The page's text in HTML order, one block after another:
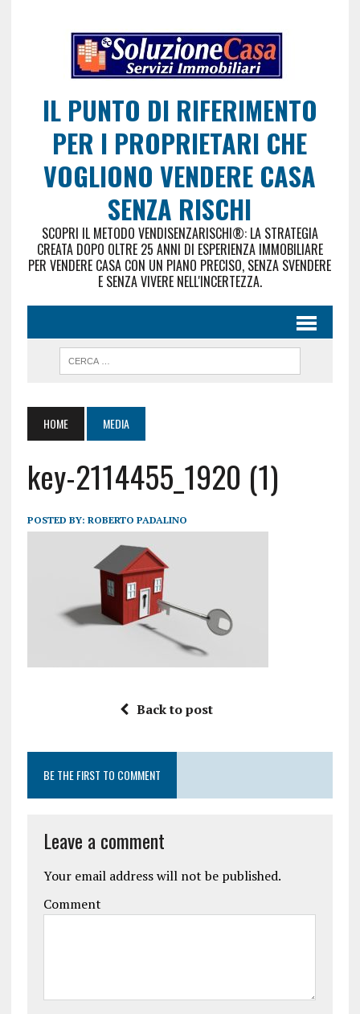
IL PUNTO DI RIFERIMENTO
PER I PROPRIETARI CHE
VOGLIONO VENDERE CASA
SENZA RISCHI
SCOPRI IL METODO VENDISENZARISCHI®: LA STRATEGIA
CREATA DOPO OLTRE 25 ANNI DI ESPERIENZA IMMOBILIARE
PER VENDERE CASA CON UN PIANO PRECISO, SENZA SVENDERE
E SENZA VIVERE NELL'INCERTEZZA.
HOME MEDIA
key-2114455_1920 (1)
POSTED BY: ROBERTO PADALINO
Back to post
BE THE FIRST TO COMMENT
Leave a comment
Your email address will not be published.
Comment